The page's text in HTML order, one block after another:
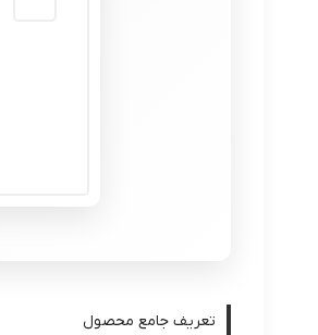
تعریف جامع محصول